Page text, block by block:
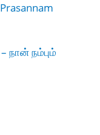
நான் நம்பும்